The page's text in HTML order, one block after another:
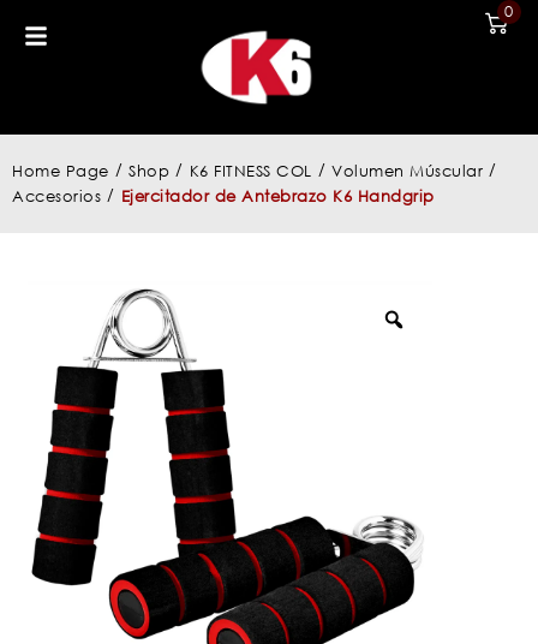
0
Home Page / Shop / K6 FITNESS COL / Volumen Múscular /
Accesorios / Ejercitador de Antebrazo K6 Handgrip